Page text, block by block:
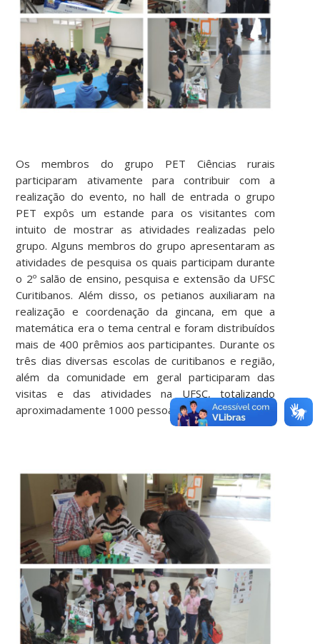
Os membros do grupo PET Ciências rurais
participaram ativamente para contribuir com a
realização do evento, no hall de entrada o grupo
PET expôs um estande para os visitantes com
intuito de mostrar as atividades realizadas pelo
grupo. Alguns membros do grupo apresentaram as
atividades de pesquisa os quais participam durante
o 2º salão de ensino, pesquisa e extensão da UFSC
Curitibanos. Além disso, os petianos auxiliaram na
realização e coordenação da gincana, em que a
matemática era o tema central e foram distribuídos
mais de 400 prêmios aos participantes. Durante os
três dias diversas escolas de curitibanos e região,
além da comunidade em geral participaram das
visitas e das atividades na UFSC, totalizando
aproximadamente 1000 pessoas.